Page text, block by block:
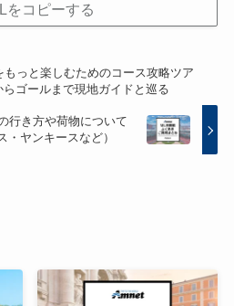
をコピーする
もっと楽しむためのコース攻略ツア
らゴールまで現地ガイドと巡る
行き方や荷物について
・ヤンキースなど）